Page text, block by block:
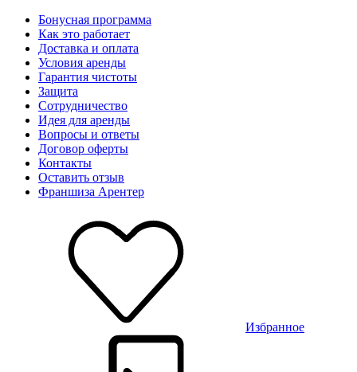
Бонусная программа
Как это работает
Доставка и оплата
Условия аренды
Гарантия чистоты
Защита
Сотрудничество
Идея для аренды
Вопросы и ответы
Договор оферты
Контакты
Оставить отзыв
Франшиза Арентер
Избранное